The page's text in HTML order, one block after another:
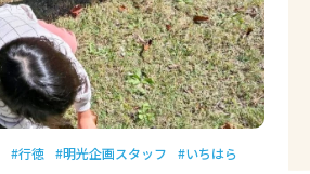
行徳 明光企画スタッフ いちはら